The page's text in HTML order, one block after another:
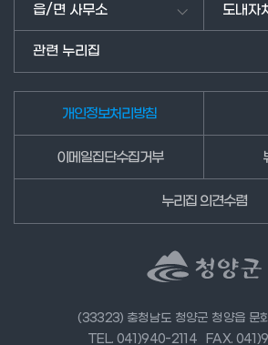
읍/면 사무소 도내자
관련 누리집
개인정보처리방침
이메일집단수집거부
누리집 의견수렴
(33323) 충청남도 청양군 청양읍 문
TEL. 041)940-2114
FAX.